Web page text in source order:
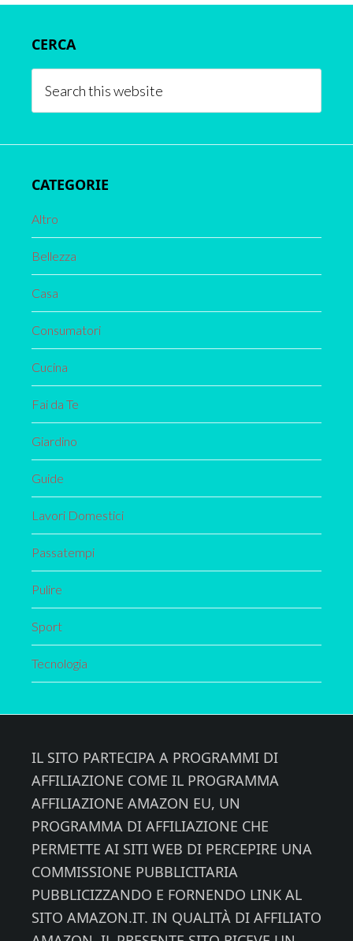
Sidebar
CERCA
this
CATEGORIE
Altro
Bellezza
Casa
Consumatori
Cucina
Fai da Te
Giardino
Guide
Lavori Domestici
Passatempi
Pulire
Sport
Tecnologia
IL SITO PARTECIPA A PROGRAMMI DI
AFFILIAZIONE COME IL PROGRAMMA
AFFILIAZIONE AMAZON EU, UN
PROGRAMMA DI AFFILIAZIONE CHE
PERMETTE AI SITI WEB DI PERCEPIRE UNA
COMMISSIONE PUBBLICITARIA
PUBBLICIZZANDO E FORNENDO LINK AL
SITO AMAZON.IT. IN QUALITÀ DI AFFILIATO